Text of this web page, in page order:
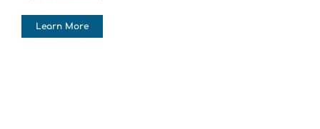
Learn More